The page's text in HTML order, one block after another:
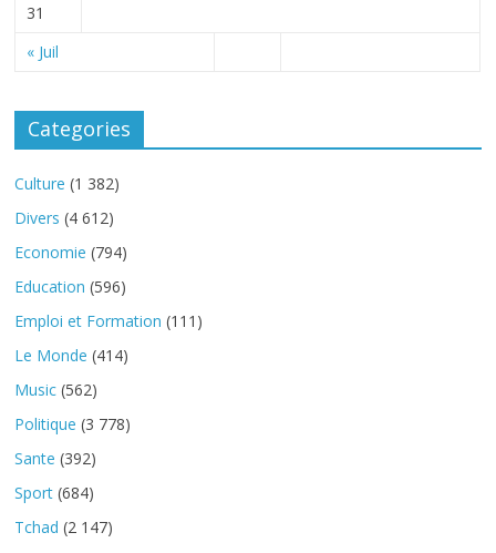
« Juil
31
Categories
Culture (1 382)
Divers (4 612)
Economie (794)
Education (596)
Emploi et Formation (111)
Le Monde (414)
Music (562)
Politique (3 778)
Sante (392)
Sport (684)
Tchad (2 147)